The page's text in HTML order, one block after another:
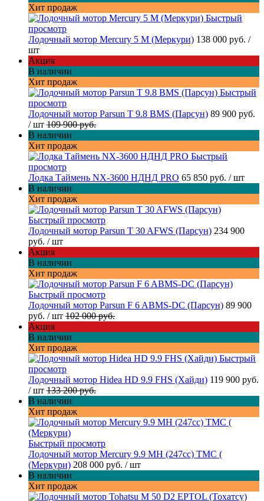
Хит продаж
Быстрый
просмотр
Лодочный мотор Mercury 5 M (Меркури) 138 000 руб. /
шт
Акция
В наличии
Хит продаж
Быстрый
просмотр
Лодочный мотор Parsun T 9.8 BMS (Парсун) 89 900 руб.
/ шт 109 900 руб.
В наличии
Хит продаж
Быстрый
просмотр
Лодка Таймень NX-3600 НДНД PRO 65 850 руб. / шт
В наличии
Хит продаж
Быстрый просмотр
Лодочный мотор Parsun T 30 AFWS (Парсун) 234 900
руб. / шт
Акция
В наличии
Хит продаж
Быстрый просмотр
Лодочный мотор Parsun F 6 ABMS-DC (Парсун) 89 900
руб. / шт 102 000 руб.
Акция
В наличии
Хит продаж
Быстрый
просмотр
Лодочный мотор Hidea HD 9.9 FHS (Хайди) 119 900 руб.
/ шт 133 200 руб.
В наличии
Хит продаж
Быстрый просмотр
Лодочный мотор Mercury 9.9 МН (247cc) TMC (
(Меркури) 208 000 руб. / шт
В наличии
Хит продаж